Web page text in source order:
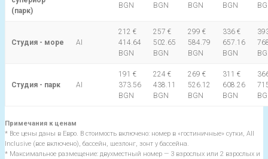
(парк)
BGN
BGN
BGN
BGN
Студия - море AI
212 €
414.64
BGN
257 €
502.65
BGN
299 €
584.79
BGN
336 €
657.16
BGN
Студия - парк AI
191 €
373.56
BGN
224 €
438.11
BGN
269 €
526.12
BGN
311 €
608.26
BGN
Примечания к ценам
* Все цены даны в Евро. В стоимость включено: номер в «гостиничные» сутки, All
Inclusive (все включено), бассейн, шезлонг, зонт у бассейна.
* Максимальное размещение: двухместный номер — 3 взрослых или 2 взрослых и